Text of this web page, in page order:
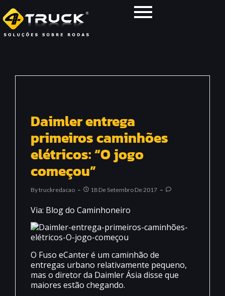
Daimler entrega
primeiros caminhões
elétricos: “O jogo
começou”
ByTruckredacao 18 De Setembro De 2017
Via: Blog do Caminhoneiro
O Fuso eCanter é um caminhão de
entregas urbano relativamente pequeno,
mas o diretor da Daimler Ásia disse que
maiores estão chegando.